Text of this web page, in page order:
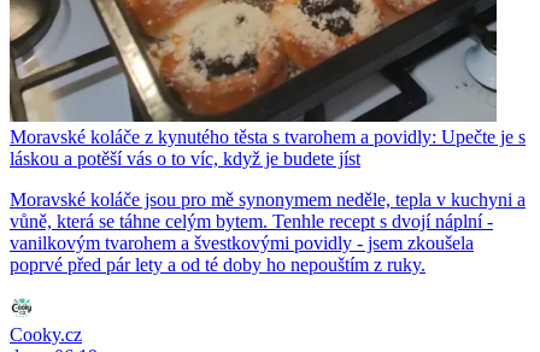
Moravské koláče z kynutého těsta s tvarohem a povidly: Upečte je s
láskou a potěší vás o to víc, když je budete jíst
Moravské koláče jsou pro mě synonymem neděle, tepla v kuchyni a
vůně, která se táhne celým bytem. Tenhle recept s dvojí náplní -
vanilkovým tvarohem a švestkovými povidly - jsem zkoušela
poprvé před pár lety a od té doby ho nepouštím z ruky.
Cooky.cz